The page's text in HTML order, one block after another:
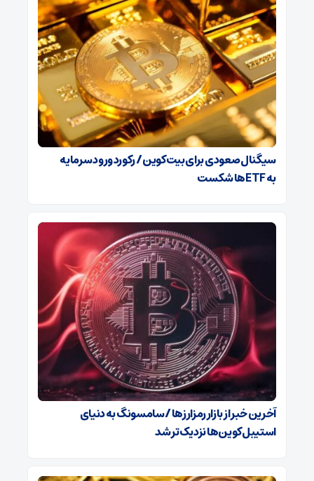
سیگنال صعودی برای بیت‌کوین / رکورد ورود سرمایه
به ETFها شکست
آخرین خبر از بازار رمزارزها / سامسونگ به دنیای
استیبل‌کوین‌ها نزدیک‌تر شد